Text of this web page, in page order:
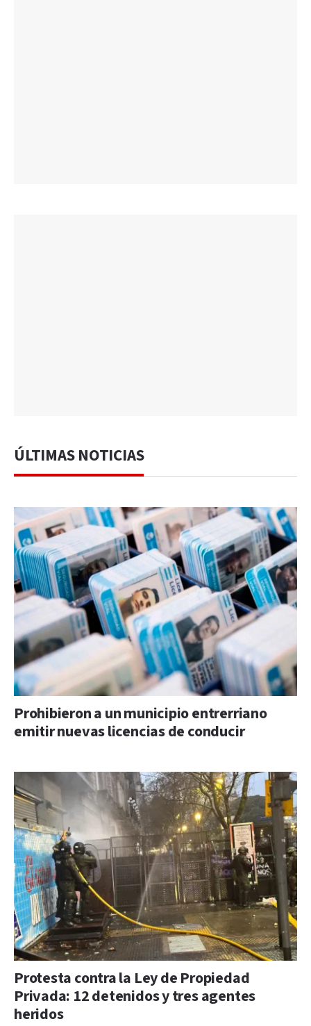
ÚLTIMAS NOTICIAS
Prohibieron a un municipio entrerriano
emitir nuevas licencias de conducir
Protesta contra la Ley de Propiedad
Privada: 12 detenidos y tres agentes
heridos